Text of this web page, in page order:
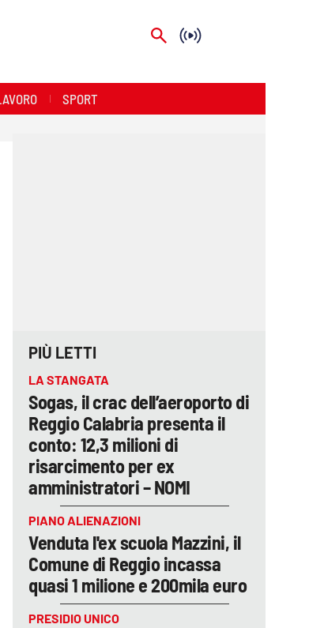
SPORT
PIÙ LETTI
LA STANGATA
Sogas, il crac dell’aeroporto di
Reggio Calabria presenta il
conto: 12,3 milioni di
risarcimento per ex
amministratori – NOMI
PIANO ALIENAZIONI
Venduta l'ex scuola Mazzini, il
Comune di Reggio incassa
quasi 1 milione e 200mila euro
PRESIDIO UNICO